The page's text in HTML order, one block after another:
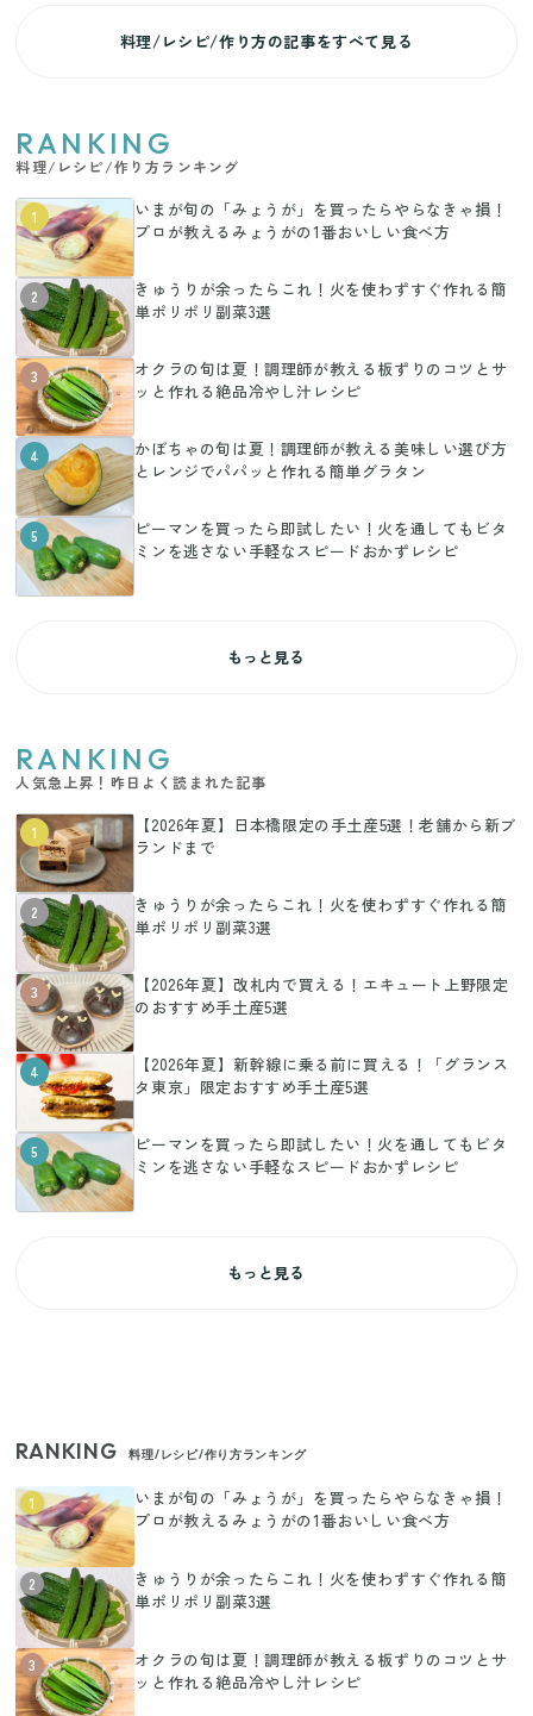
料理/レシピ/作り方の記事をすべて見る
RANKING
料理/レシピ/作り方ランキング
1
いまが旬の「みょうが」を買ったらやらなきゃ損！
プロが教えるみょうがの1番おいしい食べ方
2
きゅうりが余ったらこれ！火を使わずすぐ作れる簡
単ポリポリ副菜3選
3
オクラの旬は夏！調理師が教える板ずりのコツとサ
ッと作れる絶品冷やし汁レシピ
4
かぼちゃの旬は夏！調理師が教える美味しい選び方
とレンジでパパッと作れる簡単グラタン
5
ピーマンを買ったら即試したい！火を通してもビタ
ミンを逃さない手軽なスピードおかずレシピ
もっと見る
RANKING
人気急上昇！昨日よく読まれた記事
1
【2026年夏】日本橋限定の手土産5選！老舗から新ブ
ランドまで
2
きゅうりが余ったらこれ！火を使わずすぐ作れる簡
単ポリポリ副菜3選
3
【2026年夏】改札内で買える！エキュート上野限定
のおすすめ手土産5選
4
【2026年夏】新幹線に乗る前に買える！「グランス
タ東京」限定おすすめ手土産5選
5
ピーマンを買ったら即試したい！火を通してもビタ
ミンを逃さない手軽なスピードおかずレシピ
もっと見る
RANKING 料理/レシピ/作り方ランキング
1
いまが旬の「みょうが」を買ったらやらなきゃ損！
プロが教えるみょうがの1番おいしい食べ方
2
きゅうりが余ったらこれ！火を使わずすぐ作れる簡
単ポリポリ副菜3選
3
オクラの旬は夏！調理師が教える板ずりのコツとサ
ッと作れる絶品冷やし汁レシピ